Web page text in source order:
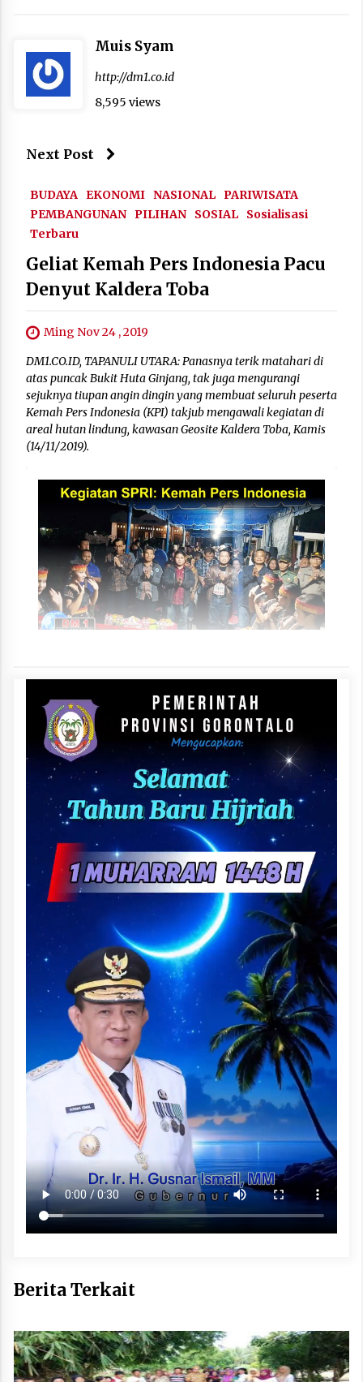
Muis Syam
http://dm1.co.id
8,595 views
Next Post
BUDAYA EKONOMI NASIONAL PARIWISATA
PEMBANGUNAN PILIHAN SOSIAL
Sosialisasi
Terbaru
Geliat Kemah Pers Indonesia Pacu
Denyut Kaldera Toba
Ming Nov 24 , 2019
DM1.CO.ID, TAPANULI UTARA: Panasnya terik matahari di
atas puncak Bukit Huta Ginjang, tak juga mengurangi
sejuknya tiupan angin dingin yang membuat seluruh peserta
Kemah Pers Indonesia (KPI) takjub mengawali kegiatan di
areal hutan lindung, kawasan Geosite Kaldera Toba, Kamis
(14/11/2019).
Berita Terkait